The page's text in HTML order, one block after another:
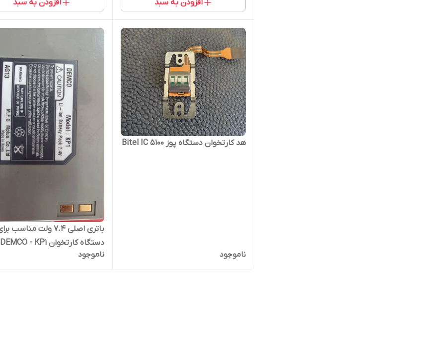
افزودن به سبد افزودن به سبد
هد کارتخوان دستگاه پوز Bitel IC 5100
ناموجود
باتری اصلی 7.4 ولت مناسب
دستگاه کارتخوان DEMCO - KP1
ناموجود